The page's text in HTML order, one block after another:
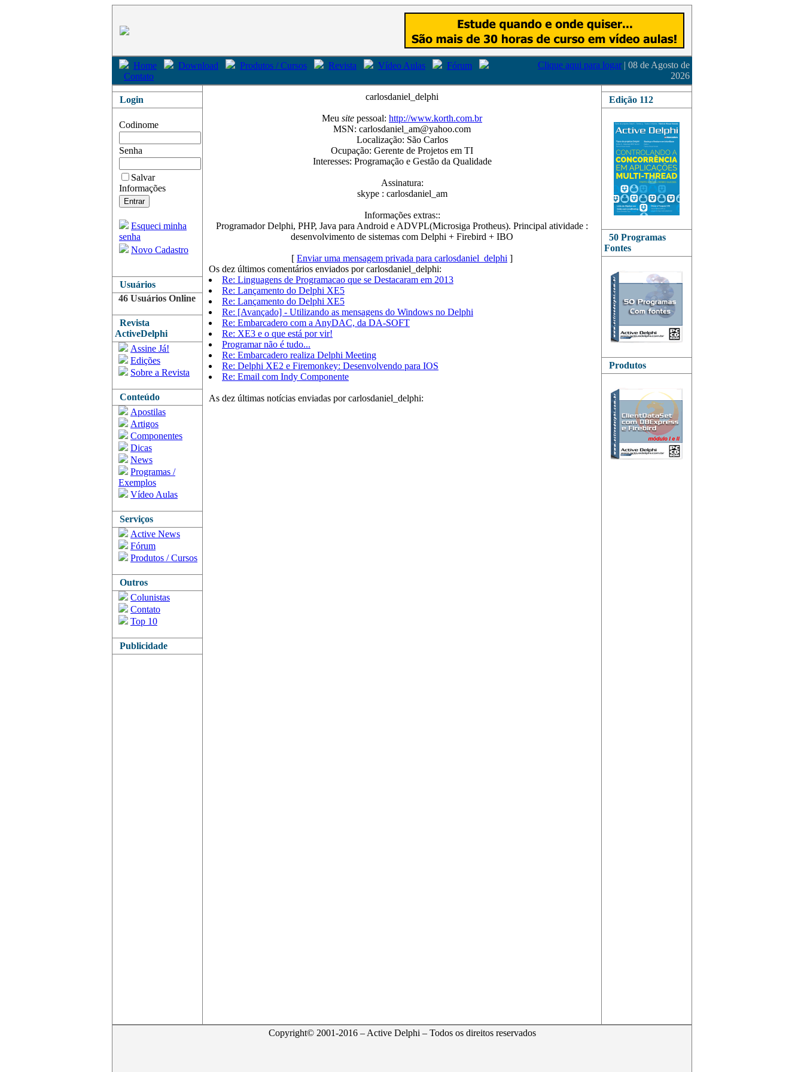
Home Download Produtos / Cursos Revista Vídeo Aulas
Fórum
Contato
Clique aqui para logar | 08 de Agosto de
2026
Login
Codinome
Senha
Salvar
Informações
Esqueci minha
senha
Novo Cadastro
Usuários
46 Usuários Online
Revista
ActiveDelphi
Assine Já!
Edições
Sobre a Revista
Conteúdo
Apostilas
Artigos
Componentes
Dicas
News
Programas /
Exemplos
Vídeo Aulas
Serviços
Active News
Fórum
Produtos / Cursos
Outros
Colunistas
Contato
Top 10
Publicidade
carlosdaniel_delphi
Meu site pessoal: http://www.korth.com.br
MSN: carlosdaniel_am@yahoo.com
Localização: São Carlos
Ocupação: Gerente de Projetos em TI
Interesses: Programação e Gestão da Qualidade
Assinatura:
skype : carlosdaniel_am
Informações extras::
Programador Delphi, PHP, Java para Android e ADVPL(Microsiga Protheus). Principal atividade :
desenvolvimento de sistemas com Delphi + Firebird + IBO
[ Enviar uma mensagem privada para carlosdaniel_delphi ]
Os dez últimos comentários enviados por carlosdaniel_delphi:
Re: Linguagens de Programacao que se Destacaram em 2013
Re: Lançamento do Delphi XE5
Re: Lançamento do Delphi XE5
Re: [Avançado] - Utilizando as mensagens do Windows no Delphi
Re: Embarcadero com a AnyDAC, da DA-SOFT
Re: XE3 e o que está por vir!
Programar não é tudo...
Re: Embarcadero realiza Delphi Meeting
Re: Delphi XE2 e Firemonkey: Desenvolvendo para IOS
Re: Email com Indy Componente
As dez últimas notícias enviadas por carlosdaniel_delphi:
Edição 112
50 Programas
Fontes
Produtos
Copyright© 2001-2016 – Active Delphi – Todos os direitos reservados